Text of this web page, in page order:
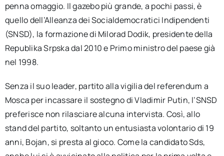
penna omaggio. Il gazebo più grande, a pochi passi, è
quello dell’Alleanza dei Socialdemocratici Indipendenti
(SNSD), la formazione di Milorad Dodik, presidente della
Republika Srpska dal 2010 e Primo ministro del paese già
nel 1998.
Senza il suo leader, partito alla vigilia del referendum a
Mosca per incassare il sostegno di Vladimir Putin, l’SNSD
preferisce non rilasciare alcuna intervista. Così, allo
stand del partito, soltanto un entusiasta volontario di 19
anni, Bojan, si presta al gioco. Come la candidato Sds,